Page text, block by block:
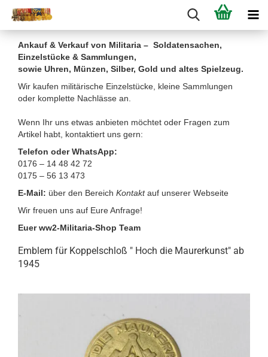
Ankauf & Verkauf von Militaria – Soldatensachen,
Einzelstücke & Sammlungen,
sowie Uhren, Münzen, Silber, Gold und altes Spielzeug.
Wir kaufen militärische Einzelstücke, kleine Sammlungen
oder komplette Nachlässe an.
Wenn Ihr uns etwas anbieten möchtet oder Fragen zum
Artikel habt, kontaktiert uns gern:
Telefon oder WhatsApp:
0176 – 14 48 42 72
0175 – 56 13 473
E-Mail: über den Bereich Kontakt auf unserer Webseite
Wir freuen uns auf Eure Anfrage!
Euer ww2-Militaria-Shop Team
Emblem für Koppelschloß " Hoch die Maurerkunst" ab
1945